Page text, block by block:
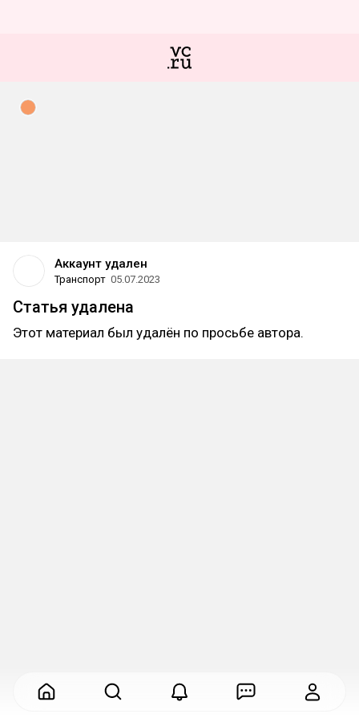
Аккаунт удален
Транспорт 05.07.2023
Статья удалена
Этот материал был удалён по просьбе автора.